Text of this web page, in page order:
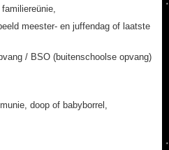
meester- en juffendag of laatste
/ BSO (buitenschoolse opvang)
doop of babyborrel,